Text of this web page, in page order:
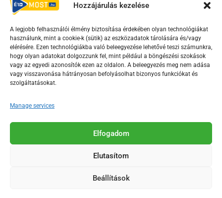
Hozzájárulás kezelése
A legjobb felhasználói élmény biztosítása érdekében olyan technológiákat
használunk, mint a cookie-k (sütik) az eszközadatok tárolására és/vagy
elérésére. Ezen technológiákba való beleegyezése lehetővé teszi számunkra,
hogy olyan adatokat dolgozzunk fel, mint például a böngészési szokások
vagy az egyedi azonosítók ezen az oldalon. A beleegyezés meg nem adása
vagy visszavonása hátrányosan befolyásolhat bizonyos funkciókat és
szolgáltatásokat.
Manage services
Elfogadom
Elutasítom
Beállítások
Irányelvek Moderálási szabályzat
F
a
c
e
o
o
-
Y
o
u
t
b
e
s
T
i
k
Az Érd Média médiaszolgáltatási tevékenységét a
Médiatanács a Magyar Média Mecenatúra program
2018-2026. © Minden jog fenntartva, Érd Megyei Jogú Város